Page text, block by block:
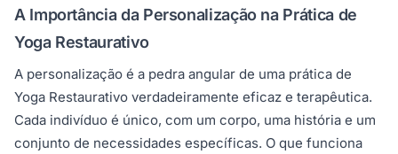
A Importância da Personalização na Prática de
Yoga Restaurativo
A personalização é a pedra angular de uma prática de
Yoga Restaurativo verdadeiramente eficaz e terapêutica.
Cada indivíduo é único, com um corpo, uma história e um
conjunto de necessidades específicas. O que funciona